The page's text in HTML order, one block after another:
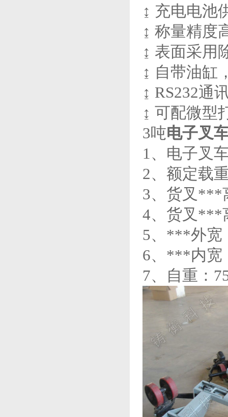
↨ 充电电池
↨ 称量精度
↨ 表面采用
↨ 自带油缸
↨ RS232通
↨ 可配微型
3吨电子叉
1、电子叉
2、额定载
3、货叉***
4、货叉***
5、***外宽
6、***内宽
7、自重：